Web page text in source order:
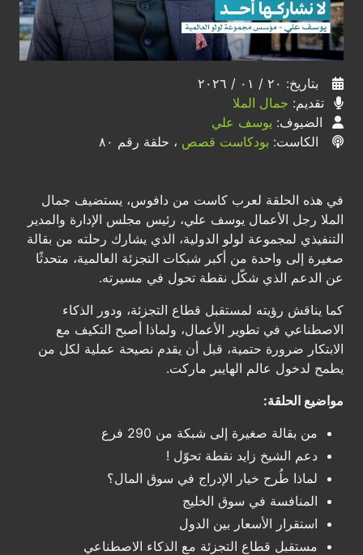
بتاريخ: ٢٠ / ٠١ / ٢٠٢٦
تقديم: جمال الملا
الضيوف: يوسف علي
الكاست: بودكاست قصص ، حلقة رقم ٨٠
في هذه الحلقة لعرب كاست من دافوس، يستضيف جمال
الملا رجل الأعمال يوسف علي، رئيس مجلس الإدارة والمدير
التنفيذي لمجموعة لولو الدولية، الذي يشارك رحلته من بقالة
صغيرة إلى واحدة من أكبر شبكات التجزئة العالمية، متحدثًا
عن الدعم الذي شكّل نقطة تحول في مسيرته.
كما يناقش رؤيته لمستقبل قطاع التجزئة، ودور الذكاء
الاصطناعي في تطوير الأعمال، ولماذا أصبح التكيف مع
الابتكار ضرورة حتمية، قبل أن يقدم نصيحة عملية لكل من
يطمح لدخول عالم الهايبر ماركت.
مواضيع الحلقة:
من بقالة صغيرة إلى شبكة من 290 فرع
دعم الشيخ زايد نقطة تحوّل !
لماذا طُرح خيار الإدراج في سوق المال؟
المنافسة في سوق الخليج
استقرار الأسعار بين الدول
مستقبل قطاع التجزئة مع الذكاء الاصطناعي